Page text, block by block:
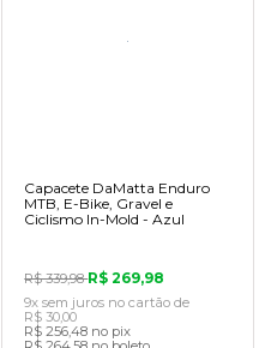
Capacete DaMatta Enduro
MTB, E-Bike, Gravel e
Ciclismo In-Mold - Azul
R$ 339,98R$ 269,98
9x sem juros no cartão de
R$ 30,00
R$ 256,48 no pix